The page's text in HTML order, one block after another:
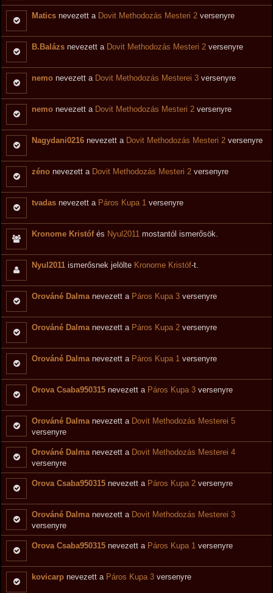
Matics nevezett a Dovit Methodozás Mesteri 2 versenyre
B.Balázs nevezett a Dovit Methodozás Mesteri 2 versenyre
nemo nevezett a Dovit Methodozás Mesterei 3 versenyre
nemo nevezett a Dovit Methodozás Mesteri 2 versenyre
Nagydani0216 nevezett a Dovit Methodozás Mesteri 2 versenyre
zéno nevezett a Dovit Methodozás Mesteri 2 versenyre
tvadas nevezett a Páros Kupa 1 versenyre
Kronome Kristófés Nyul2011 mostantól ismerősök.
Nyul2011 ismerősnek jelölte Kronome Kristóf-t.
Orováné Dalma nevezett a Páros Kupa 3 versenyre
Orováné Dalma nevezett a Páros Kupa 2 versenyre
Orováné Dalma nevezett a Páros Kupa 1 versenyre
Orova Csaba950315 nevezett a Páros Kupa 3 versenyre
Orováné Dalma nevezett a Dovit Methodozás Mesterei 5
versenyre
Orováné Dalma nevezett a Dovit Methodozás Mesterei 4
versenyre
Orova Csaba950315 nevezett a Páros Kupa 2 versenyre
Orováné Dalma nevezett a Dovit Methodozás Mesterei 3
versenyre
Orova Csaba950315 nevezett a Páros Kupa 1 versenyre
kovicarp nevezett a Páros Kupa 3 versenyre